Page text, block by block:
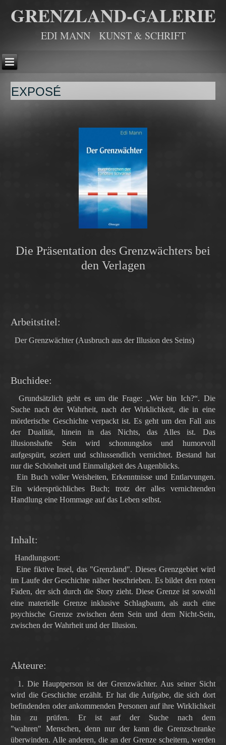
GRENZLAND-GALERIE
EDI MANN KUNST & SCHRIFT
EXPOSÉ
Die Präsentation des Grenzwächters bei
den Verlagen
Arbeitstitel:
Der Grenzwächter (Ausbruch aus der Illusion des Seins)
Buchidee:
Grundsätzlich geht es um die Frage: „Wer bin Ich?“. Die
Suche nach der Wahrheit, nach der Wirklichkeit, die in eine
mörderische Geschichte verpackt ist. Es geht um den Fall aus
der Dualität, hinein in das Nichts, das Alles ist. Das
illusionshafte Sein wird schonungslos und humorvoll
aufgespürt, seziert und schlussendlich vernichtet. Bestand hat
nur die Schönheit und Einmaligkeit des Augenblicks.
Ein Buch voller Weisheiten, Erkenntnisse und Entlarvungen.
Ein widersprüchliches Buch; trotz der alles vernichtenden
Handlung eine Hommage auf das Leben selbst.
Inhalt:
Handlungsort:
Eine fiktive Insel, das "Grenzland". Dieses Grenzgebiet wird
im Laufe der Geschichte näher beschrieben. Es bildet den roten
Faden, der sich durch die Story zieht. Diese Grenze ist sowohl
eine materielle Grenze inklusive Schlagbaum, als auch eine
psychische Grenze zwischen dem Sein und dem Nicht-Sein,
zwischen der Wahrheit und der Illusion.
Akteure:
1. Die Hauptperson ist der Grenzwächter. Aus seiner Sicht
wird die Geschichte erzählt. Er hat die Aufgabe, die sich dort
befindenden oder ankommenden Personen auf ihre Wirklichkeit
hin zu prüfen. Er ist auf der Suche nach dem
"wahren" Menschen, denn nur der kann die Grenzschranke
überwinden. Alle anderen, die an der Grenze scheitern, werden